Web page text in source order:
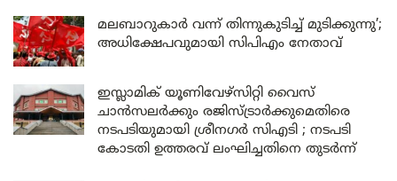
മലബാറുകാർ വന്ന് തിന്നുകുടിച്ച് മുടിക്കുന്നു’;
അധിക്ഷേപവുമായി സിപിഎം നേതാവ്
ഇസ്ലാമിക് യൂണിവേഴ്സിറ്റി വൈസ്
ചാൻസലർക്കും രജിസ്ട്രാർക്കുമെതിരെ
നടപടിയുമായി ശ്രീനഗർ സിഎടി ; നടപടി
കോടതി ഉത്തരവ് ലംഘിച്ചതിനെ തുടർന്ന്